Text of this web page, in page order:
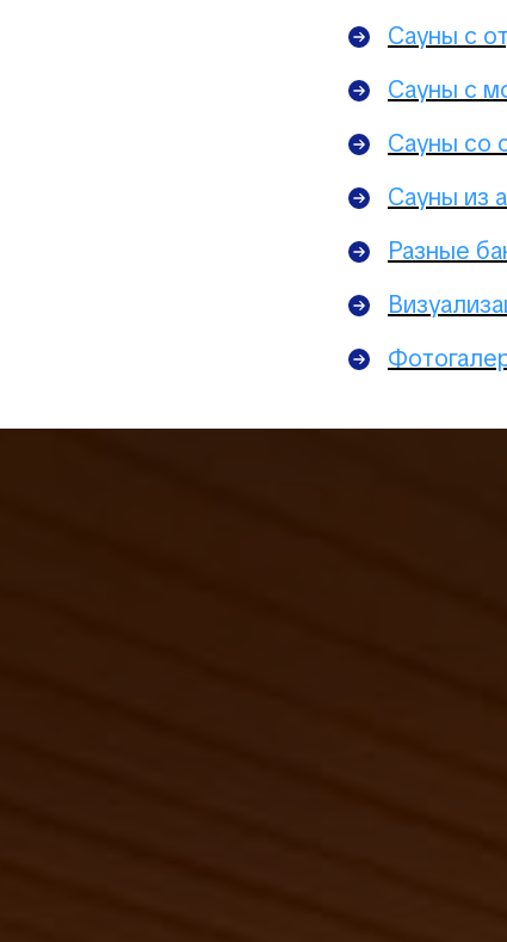
Сауны с
Сауны с
Сауны со
Сауны из
Разные